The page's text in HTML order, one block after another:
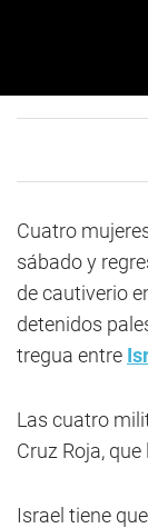
Cuatro
sábado y
de cautiverio
detenidos
tregua entre
Las cuatro
Cruz Roja,
Israel tiene